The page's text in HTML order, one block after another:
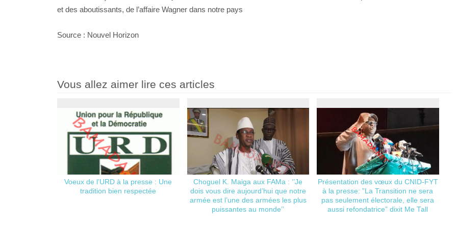
et des aboutissants, de l’affaire Wagner dans notre pays
Source : Nouvel Horizon
Vous allez aimer lire ces articles
Voeux de l’URD à la presse : Une
tradition bien respectée
Choguel K. Maiga aux FAMa : ‘’Je
dois vous dire aujourd’hui que notre
armée est l’une des armées les plus
puissantes au monde’’
Présentation des vœux du CNID-FYT
à la presse: ”La Transition ne sera
pas seulement électorale, elle sera
aussi refondatrice” dixit Me Tall